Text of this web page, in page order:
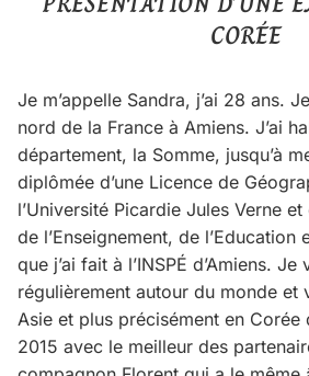
CORÉE
Je m’appelle Sandra, j’ai 28 ans.
nord de la France à Amiens. J’ai
département, la Somme, jusqu’à
diplômée d’une Licence de
l’Université Picardie Jules Verne et
de l’Enseignement, de l’Education
que j’ai fait à l’INSPÉ d’Amiens. Je
régulièrement autour du monde et
Asie et plus précisément en Corée
2015 avec le meilleur des